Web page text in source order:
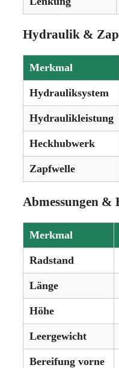
Hydraulik &
Merkmal
Hydrauliksystem
Hydraulikleistung
Heckhubwerk
Zapfwelle
Abmessungen &
Merkmal
Radstand
Länge
Höhe
Leergewicht
Bereifung vorne